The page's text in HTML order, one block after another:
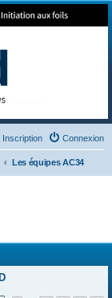
Connexion
Inscription
Les équipes AC34